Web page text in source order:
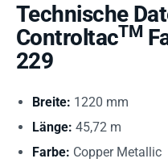
Technische
ControltacTM
229
Breite: 1220 mm
Länge: 45,72 m
Farbe: Copper Metallic